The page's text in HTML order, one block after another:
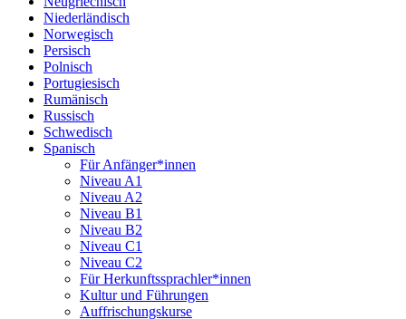
Niederländisch
Norwegisch
Persisch
Polnisch
Portugiesisch
Rumänisch
Russisch
Schwedisch
Spanisch
Für Anfänger*innen
Niveau A1
Niveau A2
Niveau B1
Niveau B2
Niveau C1
Niveau C2
Für Herkunftssprachler*innen
Kultur und Führungen
Auffrischungskurse